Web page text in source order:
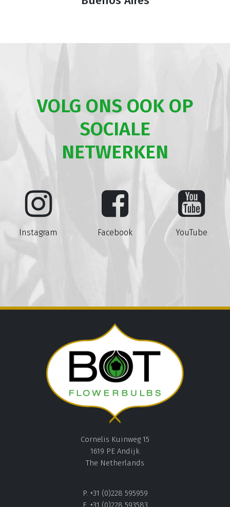
VOLG ONS OOK OP
SOCIALE
NETWERKEN
Instagram Facebook YouTube
Cornelis Kuinweg 15
1619 PE Andijk
The Netherlands
P. +31 (0)228 595959
F. +31 (0)228 593583